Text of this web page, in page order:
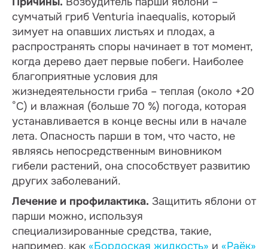
сумчатый гриб Venturia inaequalis, который
зимует на опавших листьях и плодах, а
распространять споры начинает в тот момент,
когда дерево дает первые побеги. Наиболее
благоприятные условия для
жизнедеятельности гриба – теплая (около +20
°С) и влажная (больше 70 %) погода, которая
устанавливается в конце весны или в начале
лета. Опасность парши в том, что часто, не
являясь непосредственным виновником
гибели растений, она способствует развитию
других заболеваний.
Лечение и профилактика. Защитить яблони от
парши можно, используя
специализированные средства, такие,
например, как «Бордоская жидкость» и «Раёк»